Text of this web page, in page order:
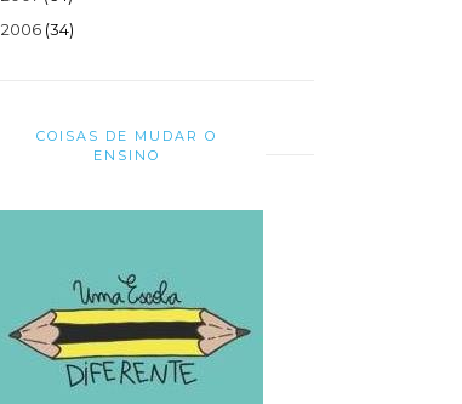
2006 (34)
COISAS DE MUDAR O
ENSINO